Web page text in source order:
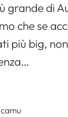
grande di
che se
più big,
camu